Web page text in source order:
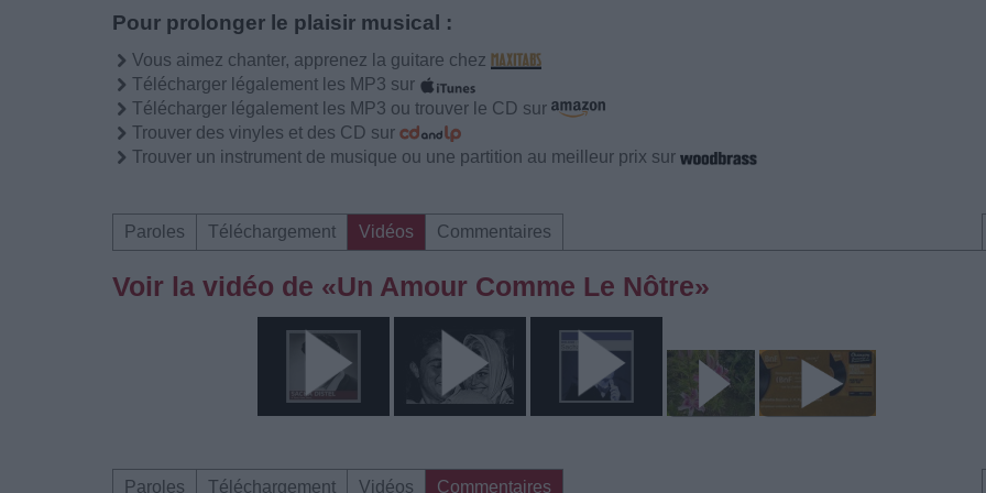
Pour prolonger le plaisir musical :
Vous aimez chanter, apprenez la guitare chez
Télécharger légalement les MP3 sur
Télécharger légalement les MP3 ou trouver le CD sur
Trouver des vinyles et des CD sur
Trouver un instrument de musique ou une partition au meilleur prix sur
Paroles Téléchargement Vidéos Commentaires
Voir la vidéo de «Un Amour Comme Le Nôtre»
Paroles Téléchargement Vidéos Commentaires